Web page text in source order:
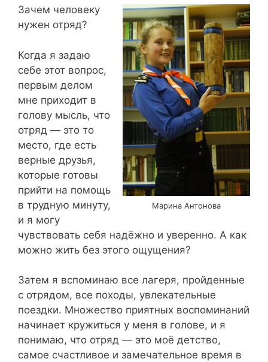
Марина Антонова
Зачем человеку
нужен отряд?
Когда я задаю
себе этот вопрос,
первым делом
мне приходит в
голову мысль, что
отряд — это то
место, где есть
верные друзья,
которые готовы
прийти на помощь
в трудную минуту,
и я могу
чувствовать себя надёжно и уверенно. А как
можно жить без этого ощущения?
Затем я вспоминаю все лагеря, пройденные
с отрядом, все походы, увлекательные
поездки. Множество приятных воспоминаний
начинает кружиться у меня в голове, и я
понимаю, что отряд — это моё детство,
самое счастливое и замечательное время в